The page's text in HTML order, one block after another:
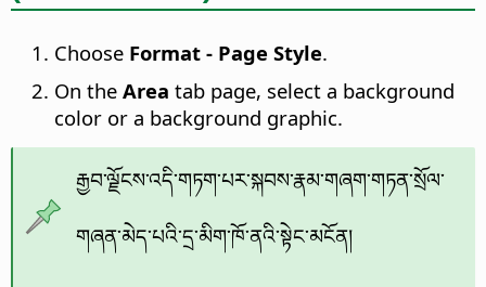
Choose Format - Page Style.
On the Area tab page, select a background
color or a background graphic.
རྒྱབ་ལྗོངས་འདི་གཏག་པར་སྐབས་རྣམ་གཞག་གཏན་སྲོལ་
གཞན་མེད་པའི་དྲ་མིག་ཁོ་ནའི་སྟེང་མངོན།